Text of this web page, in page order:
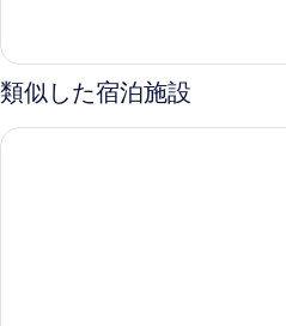
真
を
表
バ
ル
コ
ニ
き
ル
ニ
オ
ー
ャ
ベ
ッ
ド
数
類似した宿泊施設
トランキリティ ベイ ビーチフロ